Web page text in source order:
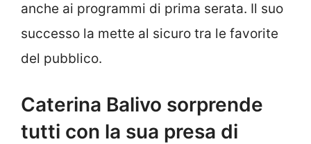
anche ai programmi di prima serata. Il suo
successo la mette al sicuro tra le favorite
del pubblico.
Caterina Balivo sorprende
tutti con la sua presa di